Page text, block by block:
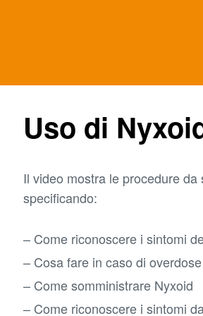
Uso di
Il video mostra le procedure
specificando:
Come riconoscere i sintomi
Cosa fare in caso di
Come somministrare Nyxoid
Come riconoscere i sintomi